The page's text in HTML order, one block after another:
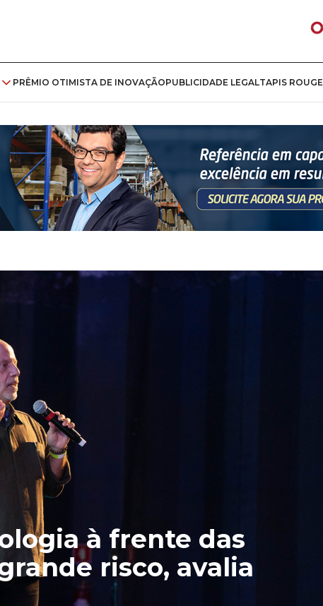
BRASIL
ÓTIMO
TECH
PRÊMIO OTIMISTA DE INOVAÇÃOPUBLICIDADE LEGALTAPIS ROUGE
à frente das
risco, avalia